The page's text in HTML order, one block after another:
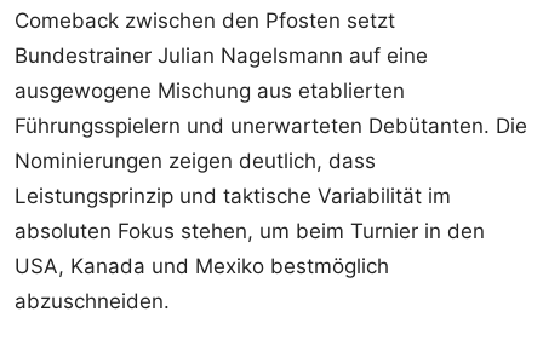
Comeback zwischen den Pfosten setzt
Bundestrainer Julian Nagelsmann auf eine
ausgewogene Mischung aus etablierten
Führungsspielern und unerwarteten Debütanten. Die
Nominierungen zeigen deutlich, dass
Leistungsprinzip und taktische Variabilität im
absoluten Fokus stehen, um beim Turnier in den
USA, Kanada und Mexiko bestmöglich
abzuschneiden.